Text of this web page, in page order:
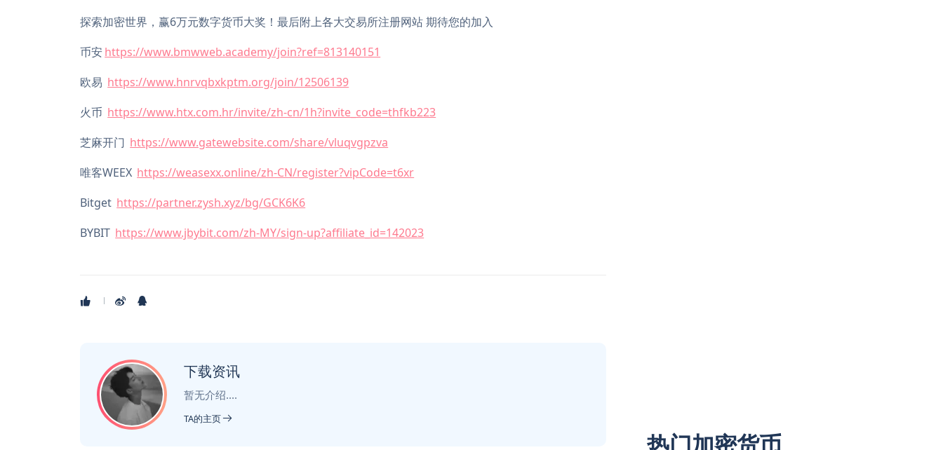
探索加密世界，赢6万元数字货币大奖！最后附上各大交易所注册网站 期待您的加入
币安https://www.bmwweb.academy/join?ref=813140151
欧易 https://www.hnrvqbxkptm.org/join/12506139
火币 https://www.htx.com.hr/invite/zh-cn/1h?invite_code=thfkb223
芝麻开门 https://www.gatewebsite.com/share/vluqvgpzva
唯客WEEX https://weasexx.online/zh-CN/register?vipCode=t6xr
Bitget https://partner.zysh.xyz/bg/GCK6K6
BYBIT https://www.jbybit.com/zh-MY/sign-up?affiliate_id=142023
下载资讯
暂无介绍....
TA的主页